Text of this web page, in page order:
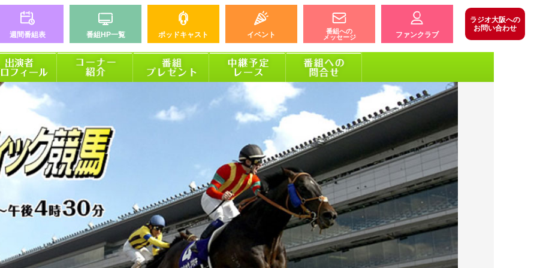
週間番組表 番組HP一覧 ポッドキャスト イベント
番組への
メッセージ
ファンクラブ
ラジオ大阪への
お問い合わせ